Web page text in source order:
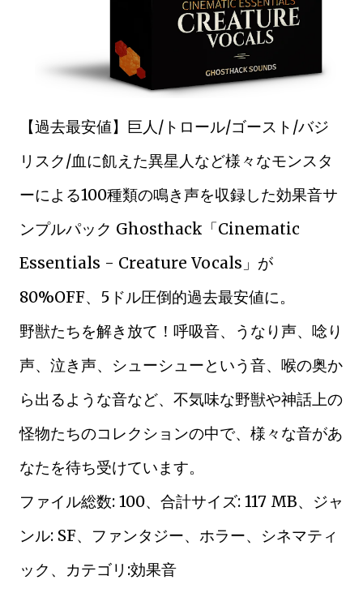
【過去最安値】巨人/トロール/ゴースト/バジ
リスク/血に飢えた異星人など様々なモンスタ
ーによる100種類の鳴き声を収録した効果音サ
ンプルパック Ghosthack「Cinematic
Essentials - Creature Vocals」が
80%OFF、5ドル圧倒的過去最安値に。
野獣たちを解き放て！呼吸音、うなり声、唸り
声、泣き声、シューシューという音、喉の奥か
ら出るような音など、不気味な野獣や神話上の
怪物たちのコレクションの中で、様々な音があ
なたを待ち受けています。
ファイル総数: 100、合計サイズ: 117 MB、ジャ
ンル: SF、ファンタジー、ホラー、シネマティ
ック、カテゴリ:効果音